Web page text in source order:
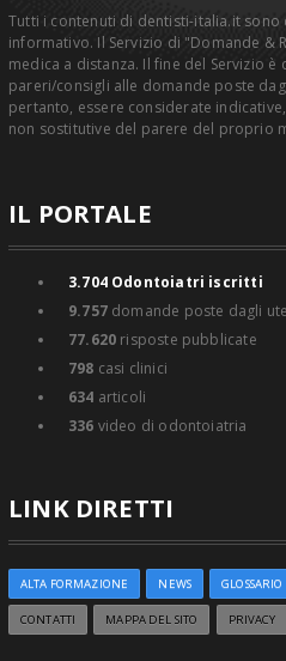
Tutti i contenuti di dentisti-italia.it
informativo. Il Servizio di "Domande &
medica a distanza. Il fine del Servizio
pareri/consigli alle domande poste
pertanto, essere considerate
non sostitutive del parere del proprio
IL PORTALE
3.704Odontoiatri iscritti
9.757domande poste dagli
77.620 risposte pubblicate
798 casi clinici
634 articoli
336 video di odontoiatria
LINK DIRETTI
ALTA FORMAZIONE NEWS GLOSSARIO
CONTATTI MAPPA DEL SITO PRIVACY